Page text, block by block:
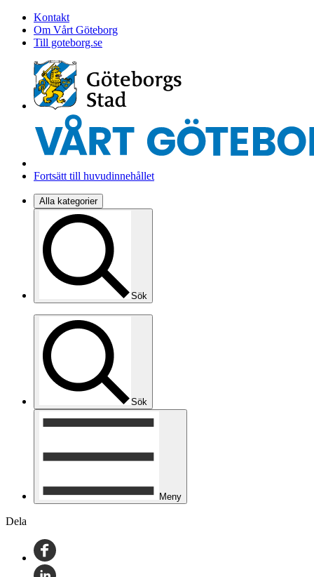
Kontakt
Om Vårt Göteborg
Till goteborg.se
Fortsätt till huvudinnehållet
Alla kategorier
Sök
Sök
Meny
Dela